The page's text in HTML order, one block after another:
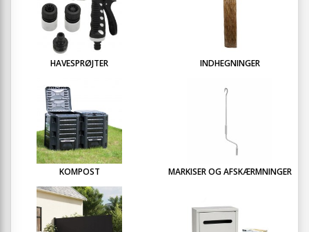
HAVESPRØJTER INDHEGNINGER
KOMPOST MARKISER OG AFSKÆRMNINGER